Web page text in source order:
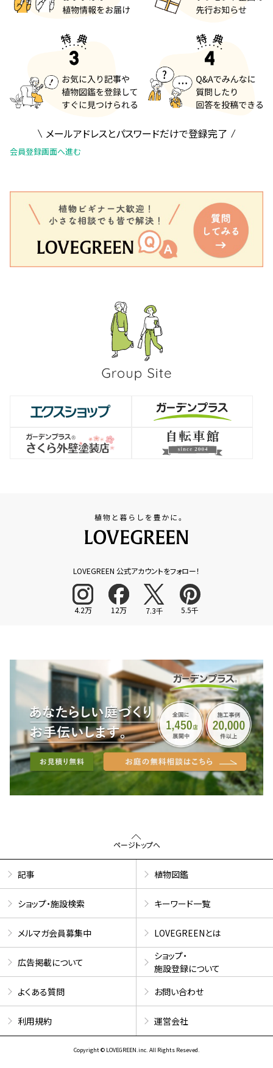
メールアドレスとパスワードだけで登録完了
会員登録画面へ進む
LOVEGREEN 公式アカウントをフォロー！
4.2万 12万 7.3千 5.5千
ページトップへ
記事 植物図鑑
ショップ・施設検索 キーワード一覧
メルマガ会員募集中 LOVEGREENとは
広告掲載について
ショップ・
施設登録について
よくある質問
お問い合わせ
利用規約 運営会社
Copyright © LOVEGREEN.inc. All Rights Reseved.